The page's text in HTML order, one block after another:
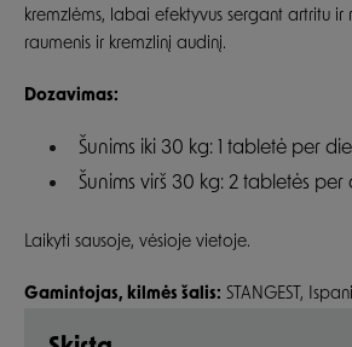
kremzlėms, labai efektyvus sergant artritu ir
raumenis ir kremzlinį audinį.
Dozavimas:
Šunims iki 30 kg: 1 tabletė per
Šunims virš 30 kg: 2 tabletės per
Laikyti sausoje, vėsioje vietoje.
Gamintojas, kilmės šalis: STANGEST,